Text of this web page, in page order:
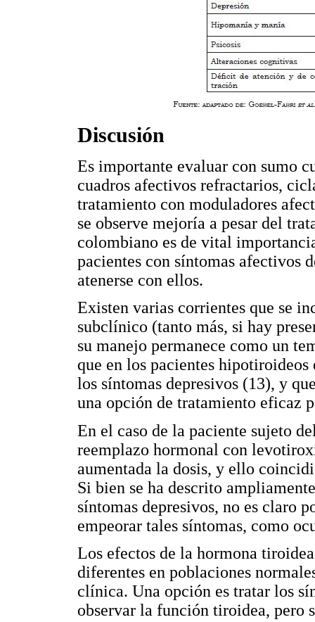
Discusión
Es importante evaluar con sumo
cuadros afectivos refractarios,
tratamiento con moduladores
se observe mejoría a pesar del
colombiano es de vital
pacientes con síntomas afectivos
atenerse con ellos.
Existen varias corrientes que se
subclínico (tanto más, si hay
su manejo permanece como un
que en los pacientes
los síntomas depresivos (13), y
una opción de tratamiento eficaz
En el caso de la paciente sujeto
reemplazo hormonal con
aumentada la dosis, y ello
Si bien se ha descrito
síntomas depresivos, no es claro
empeorar tales síntomas, como
Los efectos de la hormona
diferentes en poblaciones
clínica. Una opción es tratar los
observar la función tiroidea, pero